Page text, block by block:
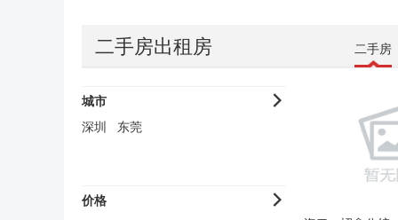
二手房出租房 二手房
城市
深圳 东莞
价格